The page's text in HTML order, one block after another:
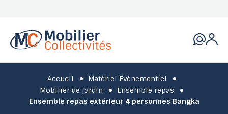
Accueil
Matériel Evénementiel
Mobilier de jardin
Ensemble repas
Ensemble repas extérieur 4 personnes Bangka